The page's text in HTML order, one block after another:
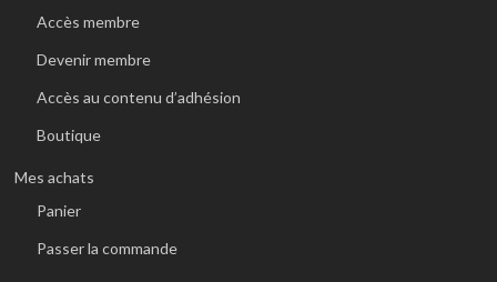
Accès membre
Devenir membre
Accès au contenu d’adhésion
Boutique
Mes achats
Panier
Passer la commande